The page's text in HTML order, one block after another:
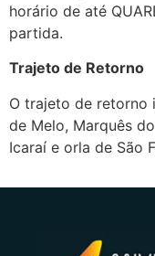
horário de até
partida.
Trajeto de Retorno
O trajeto de retorno
de Melo, Marquês
Icaraí e orla de São